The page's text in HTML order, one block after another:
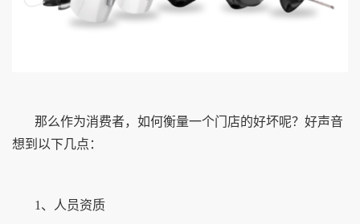
那么作为消费者，如何衡量一个门店的好坏呢？好声音
想到以下几点：
1、人员资质